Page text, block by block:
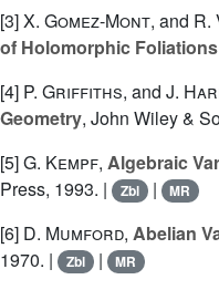
[3]X. Gomez-Mont, and R.
of Holomorphic
[4] P. Griffiths, and J.
Geometry, John Wiley &
[5]G. Kempf, Algebraic
Press, 1993. |
Zbl | MR
[6] D. Mumford, Abelian
1970. |
Zbl | MR